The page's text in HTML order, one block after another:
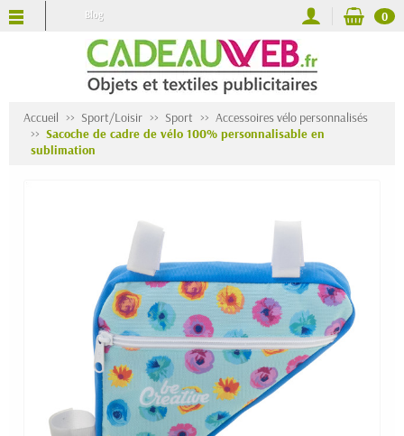
Blog 0
Accueil Sport/Loisir Sport
Accessoires vélo personnalisés
Sacoche de cadre de vélo 100% personnalisable en
sublimation